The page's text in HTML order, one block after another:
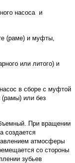
насоса и
(раме) и муфты,
или литого) и
в сборе с муфтой
(рамы) или без
При вращении
создается
атмосферы
со стороны
зубьев